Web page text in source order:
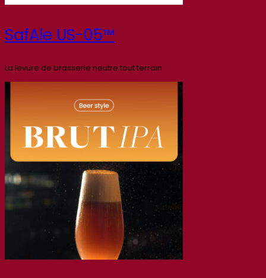
SafAle US-05™
La levure de brasserie neutre tout terrain